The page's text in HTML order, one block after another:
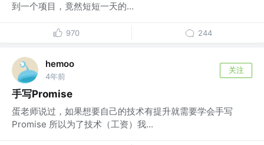
到一个项目，竟然短短一天的...
970 244
hemoo
4年前
关注
手写Promise
蛋老师说过，如果想要自己的技术有提升就需要学会手写
Promise 所以为了技术（工资）我...